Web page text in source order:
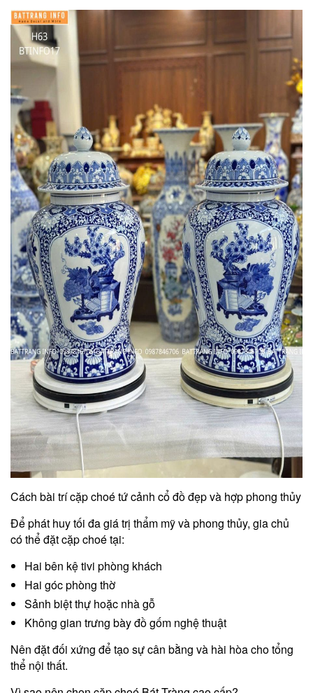
Cách bài trí cặp choé tứ cảnh cổ đồ đẹp và hợp phong thủy
Để phát huy tối đa giá trị thẩm mỹ và phong thủy, gia chủ
có thể đặt cặp choé tại:
Hai bên kệ tivi phòng khách
Hai góc phòng thờ
Sảnh biệt thự hoặc nhà gỗ
Không gian trưng bày đồ gốm nghệ thuật
Nên đặt đối xứng để tạo sự cân bằng và hài hòa cho tổng
thể nội thất.